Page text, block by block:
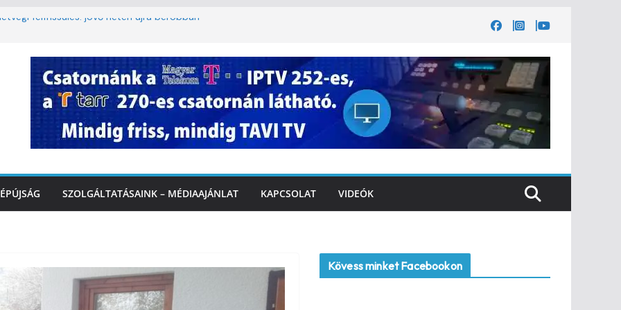
felfrissülés: jövő héten újra berobban
A 3. kerület TVE csapatát fogadta a
a tűzoltók dolgát Marcalinál
közlekedésért, elektromos
SZOLGÁLTATÁSAINK – MÉDIAAJÁNLAT KAPCSOLAT VIDEÓK
Kövess minket Facebookon